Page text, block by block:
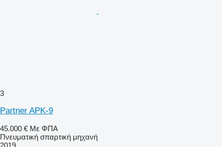
3
Partner APK-9
45.000 € Με ΦΠΑ
Πνευματική σπαρτική μηχανή
2019